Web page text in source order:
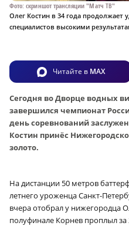
Фото: скриншот трансляции "Матч ТВ"
Олег Костин в 34 года продолжает
специалистов высокими
Читайте в MAX
Сегодня во Дворце водных
завершился чемпионат
день соревнований
Костин принёс
золото.
На дистанции 50 метров
летнего уроженца Санкт-
вчера отобрал у нижегородца
полуфинале Корнев проплыл за